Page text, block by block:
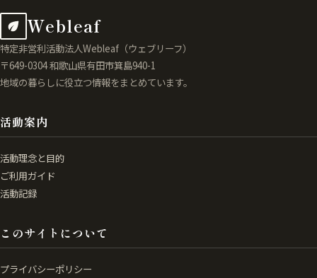
Webleaf
特定非営利活動法人Webleaf（ウェブリーフ）
〒649-0304 和歌山県有田市箕島940-1
地域の暮らしに役立つ情報をまとめています。
活動案内
活動理念と目的
ご利用ガイド
活動記録
このサイトについて
プライバシーポリシー